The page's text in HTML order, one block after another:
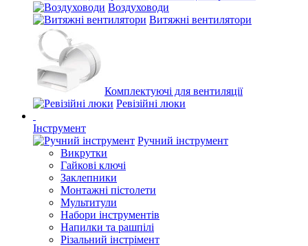
Воздуховоди
Витяжні вентилятори
Комплектуючі для вентиляції
Ревізійні люки
Інструмент
Ручний інструмент
Викрутки
Гайкові ключі
Заклепники
Монтажні пістолети
Мультитули
Набори інструментів
Напилки та рашпілі
Різальний інстрімент